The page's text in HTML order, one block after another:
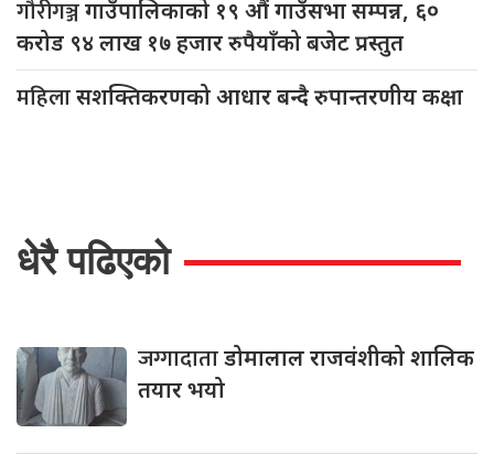
गौरीगञ्जगाउँपालिकाको १९ औं गाउँसभा सम्पन्न, ६०
करोड ९४ लाख १७ हजार रुपैयाँको बजेट प्रस्तुत
महिलासशक्तिकरणको आधार बन्दै रुपान्तरणीय कक्षा
धेरै पढिएको
जग्गादाताडोमालाल राजवंशीको शालिक
तयार भयो